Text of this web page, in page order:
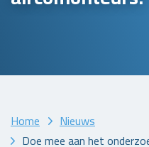
Home
Nieuws
Doe mee aan het